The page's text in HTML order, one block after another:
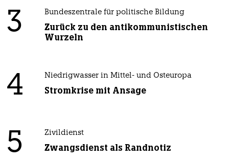
3 Bundeszentrale für politische Bildung
Zurück zu den antikommunistischen
Wurzeln
4 Niedrigwasser in Mittel- und Osteuropa
Stromkrise mit Ansage
5 Zivildienst
Zwangsdienst als Randnotiz